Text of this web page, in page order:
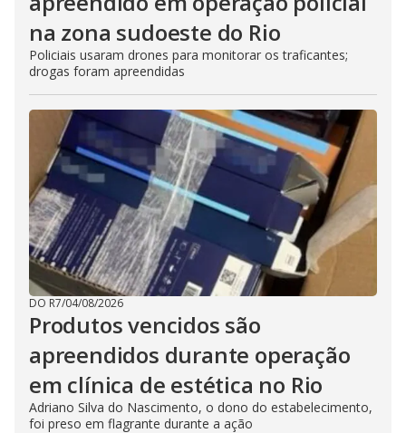
na zona sudoeste do Rio
Policiais usaram drones para monitorar os traficantes;
drogas foram apreendidas
DO R7/04/08/2026
Produtos vencidos são
apreendidos durante operação
em clínica de estética no Rio
Adriano Silva do Nascimento, o dono do estabelecimento,
foi preso em flagrante durante a ação